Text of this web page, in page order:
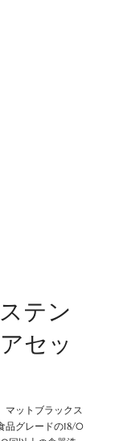
テン
セッ
マットブラックス
品グレードの18/0